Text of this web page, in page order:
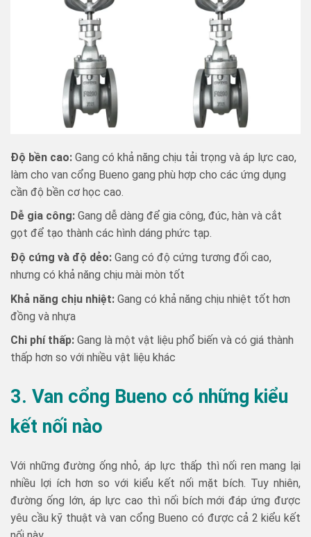
Độ bền cao: Gang có khả năng chịu tải trọng và áp lực cao,
làm cho van cổng Bueno gang phù hợp cho các ứng dụng
cần độ bền cơ học cao.
Dễ gia công: Gang dễ dàng để gia công, đúc, hàn và cắt
gọt để tạo thành các hình dáng phức tạp.
Độ cứng và độ dẻo: Gang có độ cứng tương đối cao,
nhưng có khả năng chịu mài mòn tốt
Khả năng chịu nhiệt: Gang có khả năng chịu nhiệt tốt hơn
đồng và nhựa
Chi phí thấp: Gang là một vật liệu phổ biến và có giá thành
thấp hơn so với nhiều vật liệu khác
3. Van cổng Bueno có những kiểu
kết nối nào
Với những đường ống nhỏ, áp lực thấp thì nối ren mang lại
nhiều lợi ích hơn so với kiểu kết nối mặt bích. Tuy nhiên,
đường ống lớn, áp lực cao thì nối bích mới đáp ứng được
yêu cầu kỹ thuật và van cổng Bueno có được cả 2 kiểu kết